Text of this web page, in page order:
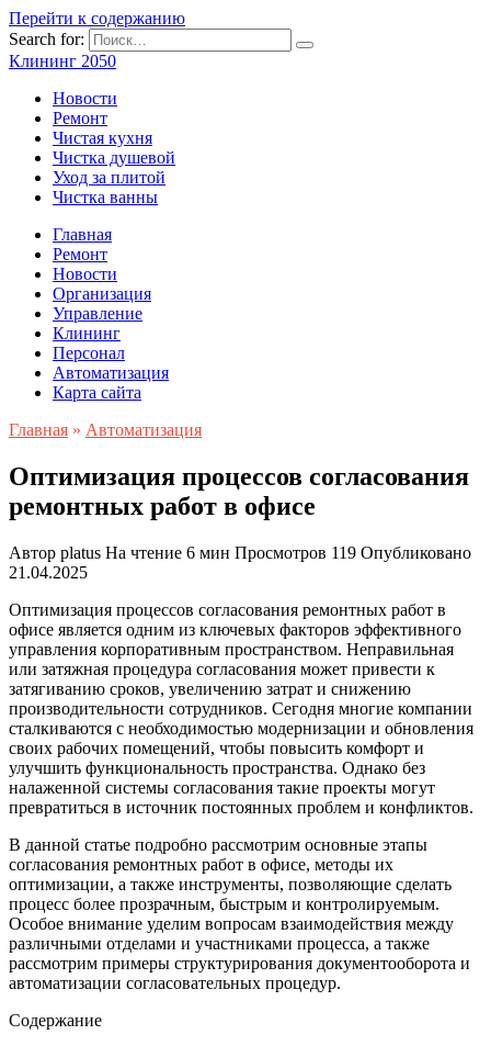
Перейти к содержанию
Search for:
Клининг 2050
Новости
Ремонт
Чистая кухня
Чистка душевой
Уход за плитой
Чистка ванны
Главная
Ремонт
Новости
Организация
Управление
Клининг
Персонал
Автоматизация
Карта сайта
Главная » Автоматизация
Оптимизация процессов согласования
ремонтных работ в офисе
Автор platus На чтение 6 мин Просмотров 119 Опубликовано
21.04.2025
Оптимизация процессов согласования ремонтных работ в
офисе является одним из ключевых факторов эффективного
управления корпоративным пространством. Неправильная
или затяжная процедура согласования может привести к
затягиванию сроков, увеличению затрат и снижению
производительности сотрудников. Сегодня многие компании
сталкиваются с необходимостью модернизации и обновления
своих рабочих помещений, чтобы повысить комфорт и
улучшить функциональность пространства. Однако без
налаженной системы согласования такие проекты могут
превратиться в источник постоянных проблем и конфликтов.
В данной статье подробно рассмотрим основные этапы
согласования ремонтных работ в офисе, методы их
оптимизации, а также инструменты, позволяющие сделать
процесс более прозрачным, быстрым и контролируемым.
Особое внимание уделим вопросам взаимодействия между
различными отделами и участниками процесса, а также
рассмотрим примеры структурирования документооборота и
автоматизации согласовательных процедур.
Содержание